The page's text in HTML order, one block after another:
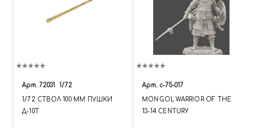
Арт. 72031 1/72
1/72 СТВОЛ 100 ММ ПУШКИ
Д-10Т
Арт. c-75-017
MONGOL WARRIOR OF THE
13-14 CENTURY